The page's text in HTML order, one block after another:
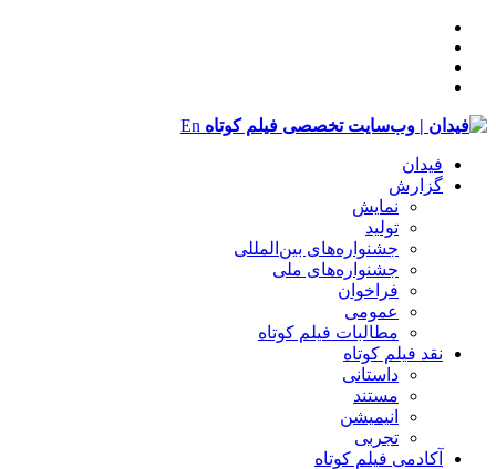
En
فیدان
گزارش
نمایش
تولید
‌‌جشنواره‌های بین‌المللی
جشنواره‌های ملی
فراخوان
عمومی
مطالبات فیلم کوتاه
نقد فیلم کوتاه
داستانی
مستند
انیمیشن
تجربی
آکادمی فیلم کوتاه